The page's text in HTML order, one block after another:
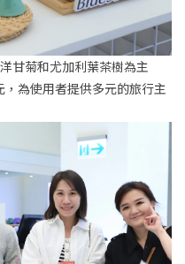
甘菊和尤加利葉茶樹為主
為使用者提供多元的旅行主